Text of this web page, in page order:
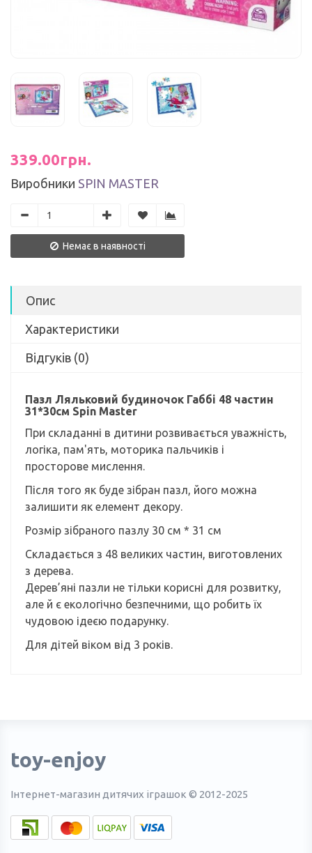
339.00грн.
Виробники SPIN MASTER
Немає в наявності
Опис
Характеристики
Відгуків (0)
Пазл Ляльковий будиночок Габбі 48 частин
31*30см Spin Master
При складанні в дитини розвивається уважність,
логіка, пам'ять, моторика пальчиків і
просторове мислення.
Після того як буде зібран пазл, його можна
залишити як елемент декору.
Розмір зібраного пазлу 30 см * 31 см
Складається з 48 великих частин, виготовлених
з дерева.
Дерев’яні пазли не тільки корисні для розвитку,
але й є екологічно безпечними, що робить їх
чудовою ідеєю подарунку.
Для дітей віком від 3 років.
toy-enjoy
Інтернет-магазин дитячих іграшок © 2012-2025